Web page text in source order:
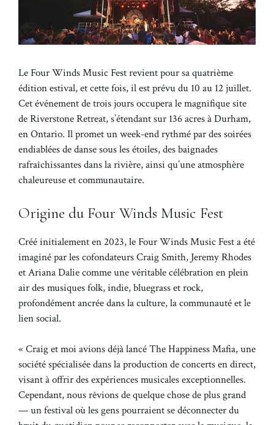
Le Four Winds Music Fest revient pour sa quatrième
édition estival, et cette fois, il est prévu du 10 au 12 juillet.
Cet événement de trois jours occupera le magnifique site
de Riverstone Retreat, s’étendant sur 136 acres à Durham,
en Ontario. Il promet un week-end rythmé par des soirées
endiablées de danse sous les étoiles, des baignades
rafraîchissantes dans la rivière, ainsi qu’une atmosphère
chaleureuse et communautaire.
Origine du Four Winds Music Fest
Créé initialement en 2023, le Four Winds Music Fest a été
imaginé par les cofondateurs Craig Smith, Jeremy Rhodes
et Ariana Dalie comme une véritable célébration en plein
air des musiques folk, indie, bluegrass et rock,
profondément ancrée dans la culture, la communauté et le
lien social.
« Craig et moi avions déjà lancé The Happiness Mafia, une
société spécialisée dans la production de concerts en direct,
visant à offrir des expériences musicales exceptionnelles.
Cependant, nous rêvions de quelque chose de plus grand
— un festival où les gens pourraient se déconnecter du